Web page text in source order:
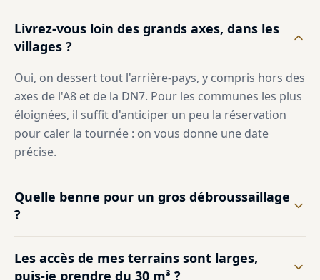
Livrez-vous loin des grands axes, dans les
villages ?
Oui, on dessert tout l'arrière-pays, y compris hors des
axes de l'A8 et de la DN7. Pour les communes les plus
éloignées, il suffit d'anticiper un peu la réservation
pour caler la tournée : on vous donne une date
précise.
Quelle benne pour un gros débroussaillage
?
Les accès de mes terrains sont larges,
puis-je prendre du 30 m³ ?